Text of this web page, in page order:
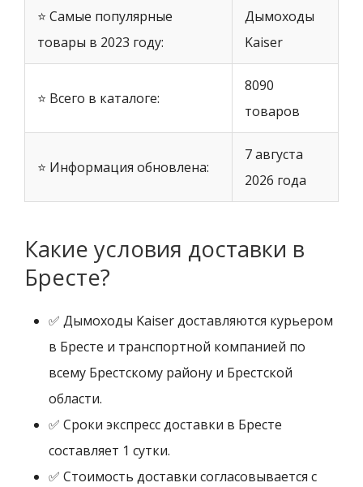
⭐ Самые популярные
товары в 2023 году:
Дымоходы
Kaiser
⭐ Всего в каталоге:
8090
товаров
⭐ Информация обновлена:
7 августа
2026 года
Какие условия доставки в
Бресте?
✅ Дымоходы Kaiser доставляются курьером
в Бресте и транспортной компанией по
всему Брестскому району и Брестской
области.
✅ Сроки экспресс доставки в Бресте
составляет 1 сутки.
✅ Стоимость доставки согласовывается с